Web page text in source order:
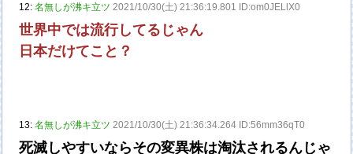
12:名無しが沸キ立ツ 2021/10/30(土) 21:36:19.801 ID:om0JELlX0
世界中では流行してるじゃん
日本だけてこと？
13:名無しが沸キ立ツ 2021/10/30(土) 21:36:34.264 ID:56mm36qT0
死滅しやすいならその変異株は淘汰されるんじゃ